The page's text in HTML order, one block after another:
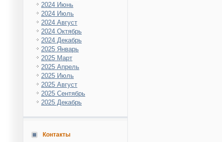
2024 Июнь
2024 Июль
2024 Август
2024 Октябрь
2024 Декабрь
2025 Январь
2025 Март
2025 Апрель
2025 Июль
2025 Август
2025 Сентябрь
2025 Декабрь
Контакты